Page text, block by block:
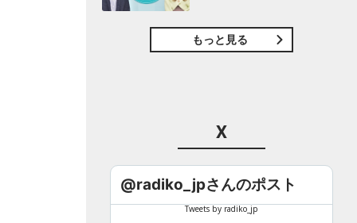
BAYFM78『AWAKE』
もっと見る
X
@radiko_jpさんのポスト
Tweets by radiko_jp